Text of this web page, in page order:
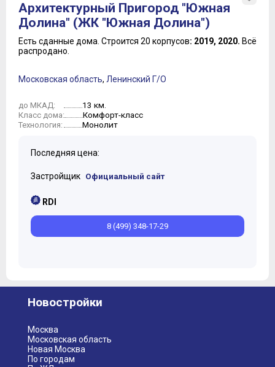
3
4
5
6
Архитектурный Пригород "Южная
Долина" (ЖК "Южная Долина")
Есть сданные дома. Строится 20 корпусов: 2019, 2020. Всё
распродано.
Московская область, Ленинский Г/О
до МКАД: 13 км.
Класс дома: Комфорт-класс
Технология: Монолит
Последняя цена:
Застройщик Официальный сайт
RDI
8 (499) 348-17-29
Новостройки
Москва
Московская область
Новая Москва
По городам